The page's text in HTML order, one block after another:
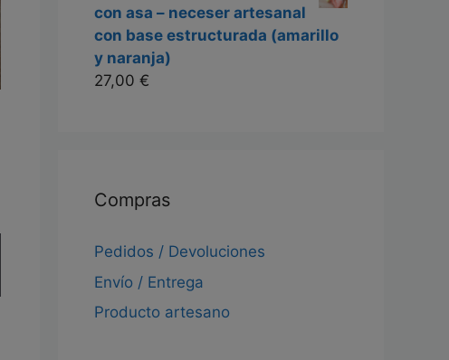
con asa – neceser artesanal
con base estructurada (amarillo
y naranja)
27,00 €
Compras
Pedidos / Devoluciones
Envío / Entrega
Producto artesano